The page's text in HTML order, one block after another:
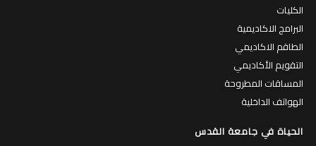
الكليات
البرامج الاكاديمية
الطاقم الاكاديمي
التقويم الأكاديمي
المساقات المطروحة
الهواتف الداخلية
الحياة في جامعة القدس